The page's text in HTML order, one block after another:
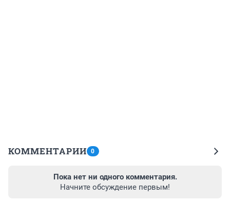
КОММЕНТАРИИ 0
Пока нет ни одного комментария.
Начните обсуждение первым!